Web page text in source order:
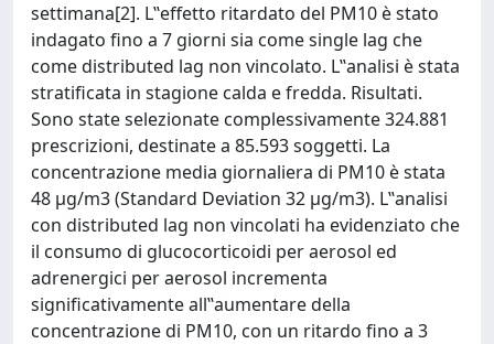
settimana[2]. L‟effetto ritardato del PM10 è stato
indagato fino a 7 giorni sia come single lag che
come distributed lag non vincolato. L‟analisi è stata
stratificata in stagione calda e fredda. Risultati.
Sono state selezionate complessivamente 324.881
prescrizioni, destinate a 85.593 soggetti. La
concentrazione media giornaliera di PM10 è stata
48 μg/m3 (Standard Deviation 32 μg/m3). L‟analisi
con distributed lag non vincolati ha evidenziato che
il consumo di glucocorticoidi per aerosol ed
adrenergici per aerosol incrementa
significativamente all‟aumentare della
concentrazione di PM10, con un ritardo fino a 3